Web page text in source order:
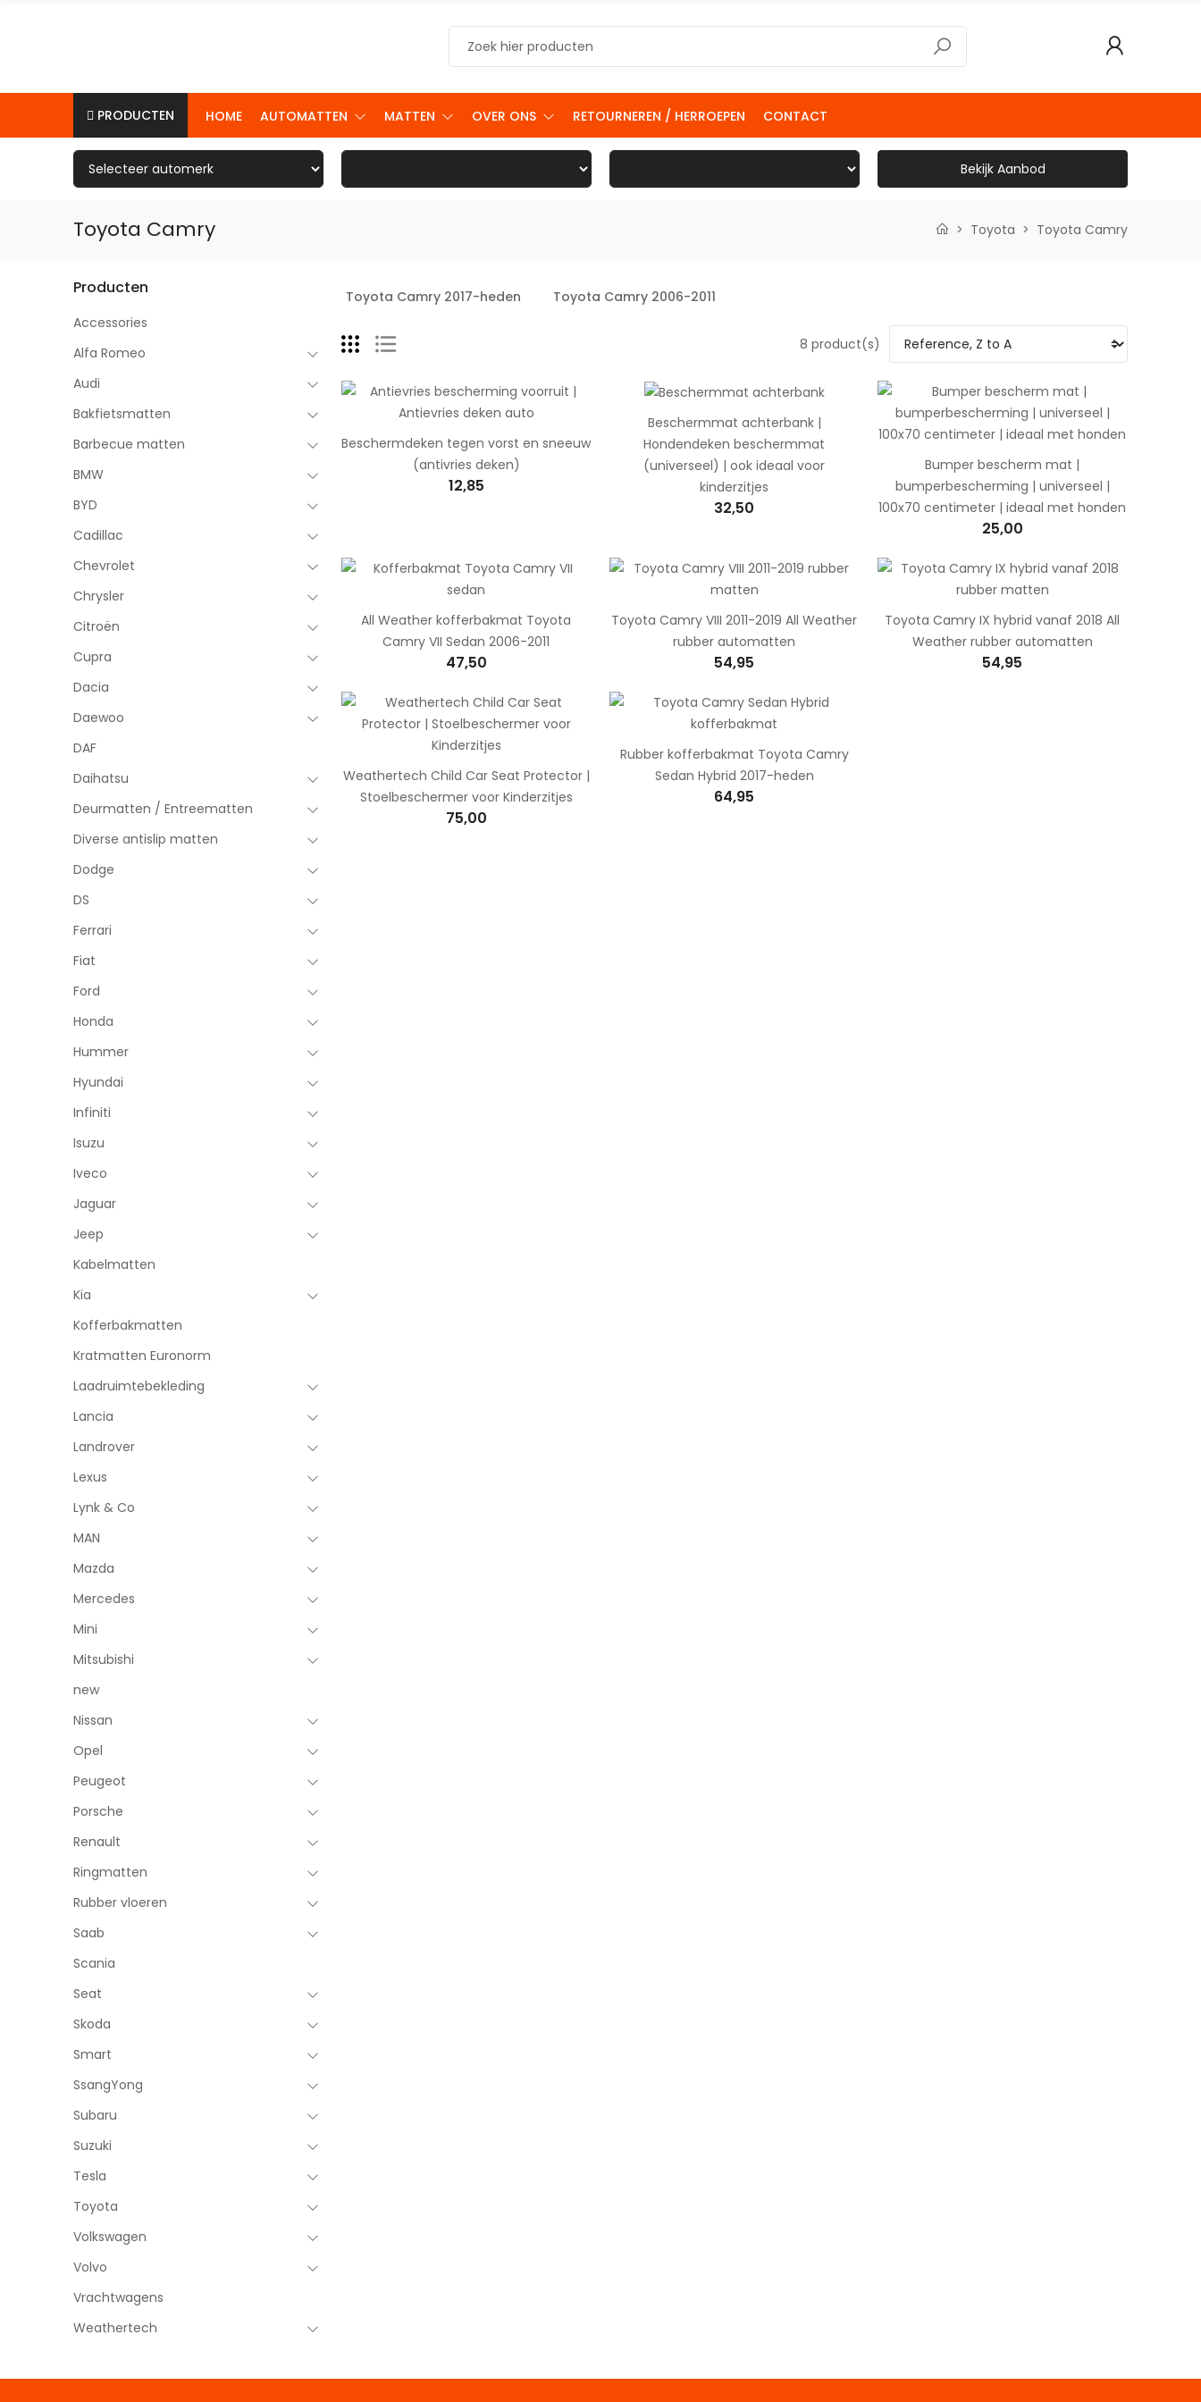
PRODUCTEN HOME AUTOMATTEN MATTEN OVER ONS RETOURNEREN / HERROEPEN CONTACT
Bekijk Aanbod
Toyota Camry Toyota Toyota Camry
Producten
Accessories
Alfa Romeo
Audi
Bakfietsmatten
Barbecue matten
BMW
BYD
Cadillac
Chevrolet
Chrysler
Citroën
Cupra
Dacia
Daewoo
DAF
Daihatsu
Deurmatten / Entreematten
Diverse antislip matten
Dodge
DS
Ferrari
Fiat
Ford
Honda
Hummer
Hyundai
Infiniti
Isuzu
Iveco
Jaguar
Jeep
Kabelmatten
Kia
Kofferbakmatten
Kratmatten Euronorm
Laadruimtebekleding
Lancia
Landrover
Lexus
Lynk & Co
MAN
Mazda
Mercedes
Mini
Mitsubishi
new
Nissan
Opel
Peugeot
Porsche
Renault
Ringmatten
Rubber vloeren
Saab
Scania
Seat
Skoda
Smart
SsangYong
Subaru
Suzuki
Tesla
Toyota
Volkswagen
Volvo
Vrachtwagens
Weathertech
Toyota Camry 2017-heden Toyota Camry 2006-2011
8 product(s)
Beschermdeken tegen vorst en sneeuw
(antivries deken)
12,85
Beschermmat achterbank |
Hondendeken beschermmat
(universeel) | ook ideaal voor
kinderzitjes
32,50
Bumper bescherm mat |
bumperbescherming | universeel |
100x70 centimeter | ideaal met honden
25,00
All Weather kofferbakmat Toyota
Camry VII Sedan 2006-2011
47,50
Toyota Camry VIII 2011-2019 All Weather
rubber automatten
54,95
Toyota Camry IX hybrid vanaf 2018 All
Weather rubber automatten
54,95
Weathertech Child Car Seat Protector |
Stoelbeschermer voor Kinderzitjes
75,00
Rubber kofferbakmat Toyota Camry
Sedan Hybrid 2017-heden
64,95